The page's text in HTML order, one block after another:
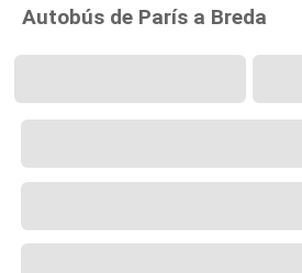
Autobús de París a Breda